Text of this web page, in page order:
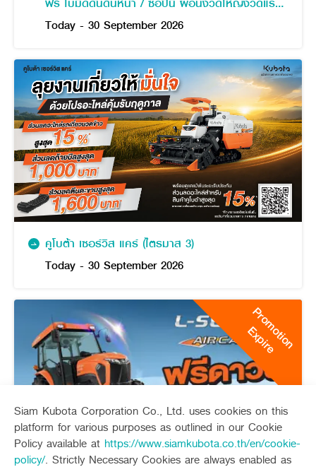
Siam Kubota Corporation Co., Ltd. uses cookies on this
platform for various purposes as outlined in our Cookie
Policy available at https://www.siamkubota.co.th/en/cookie-
policy/. Strictly Necessary Cookies are always enabled as
ฟรี ใบมีดดันดินหน้า / ซื้อปีนี้ ผ่อนงวดใหญ่งวดแรก
พฤษภาคม 2571
Today - 30 September 2026
คูโบต้า เซอร์วิส แคร์ (ไตรมาส 3)
Today - 30 September 2026
Promotion
Expire